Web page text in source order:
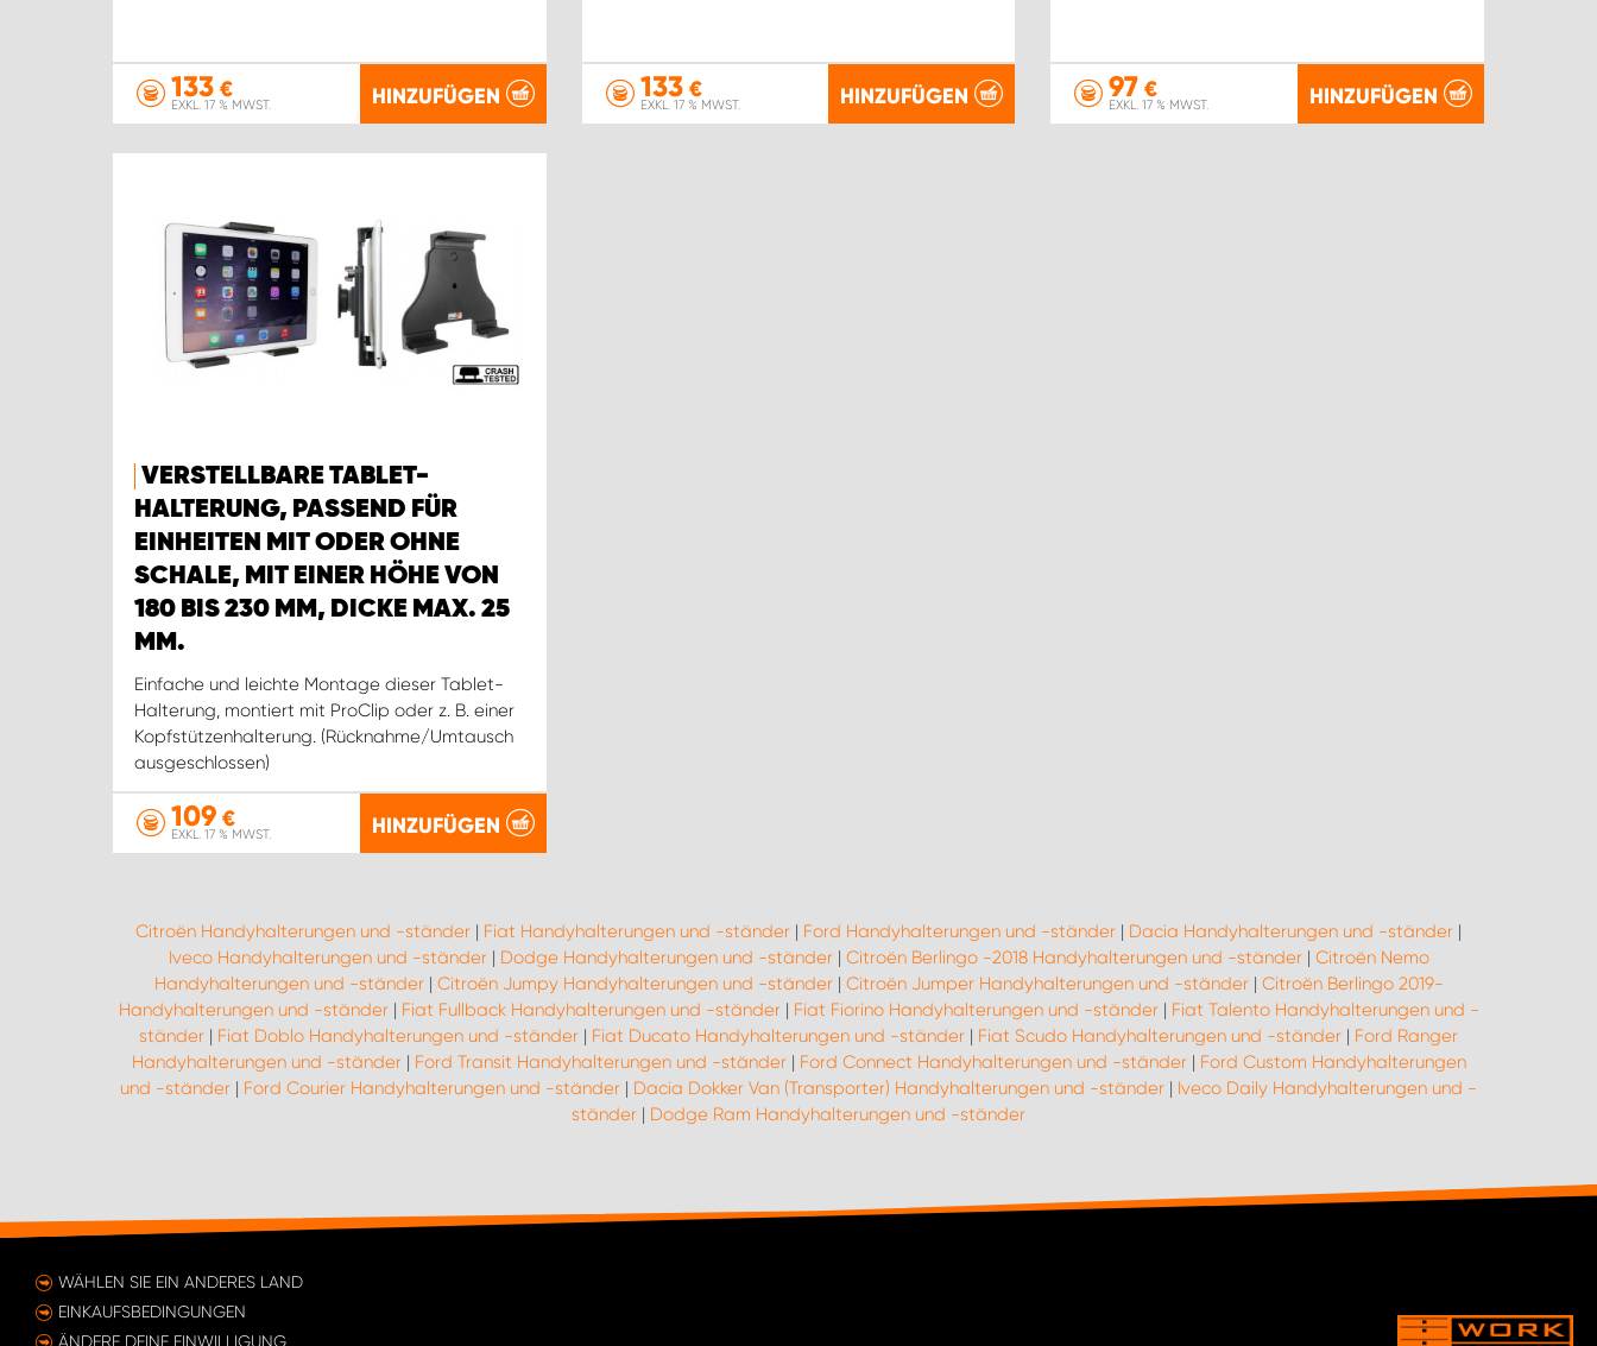
133 €
EXKL. 17 % MWST. HINZUFÜGEN 133€
EXKL. 17 % MWST. HINZUFÜGEN 97 €
EXKL. 17 % MWST. HINZUFÜGEN
VERSTELLBARE TABLET-
HALTERUNG, PASSEND FÜR
EINHEITEN MIT ODER OHNE
SCHALE, MIT EINER HÖHE VON
180 BIS 230 MM, DICKE MAX. 25
MM.
Einfache und leichte Montage dieser Tablet-
Halterung, montiert mit ProClip oder z. B. einer
Kopfstützenhalterung. (Rücknahme/Umtausch
ausgeschlossen)
109 €
EXKL. 17 % MWST. HINZUFÜGEN
Citroën Handyhalterungen und -ständer | Fiat Handyhalterungen und -ständer | Ford Handyhalterungen und -ständer | Dacia Handyhalterungen und -ständer |
Iveco Handyhalterungen und -ständer| Dodge Handyhalterungen und -ständer| Citroën Berlingo -2018 Handyhalterungen und -ständer| Citroën Nemo
Handyhalterungen und -ständer| Citroën Jumpy Handyhalterungen und -ständer| Citroën Jumper Handyhalterungen und -ständer| Citroën Berlingo 2019-
Handyhalterungen und -ständer| Fiat Fullback Handyhalterungen und -ständer| Fiat Fiorino Handyhalterungen und -ständer| Fiat Talento Handyhalterungen und -
ständer | Fiat Doblo Handyhalterungen und -ständer | Fiat Ducato Handyhalterungen und -ständer | Fiat Scudo Handyhalterungen und -ständer | Ford Ranger
Handyhalterungen und -ständer| Ford Transit Handyhalterungen und -ständer| Ford Connect Handyhalterungen und -ständer| Ford Custom Handyhalterungen
und -ständer | Ford Courier Handyhalterungen und -ständer | Dacia Dokker Van (Transporter) Handyhalterungen und -ständer | Iveco Daily Handyhalterungen und -
ständer | Dodge Ram Handyhalterungen und -ständer
WÄHLEN SIE EIN ANDERES LAND
EINKAUFSBEDINGUNGEN
ÄNDERE DEINE EINWILLIGUNG